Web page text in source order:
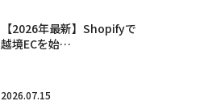
【2026年最新】Shopifyで
越境ECを始…
2026.07.15